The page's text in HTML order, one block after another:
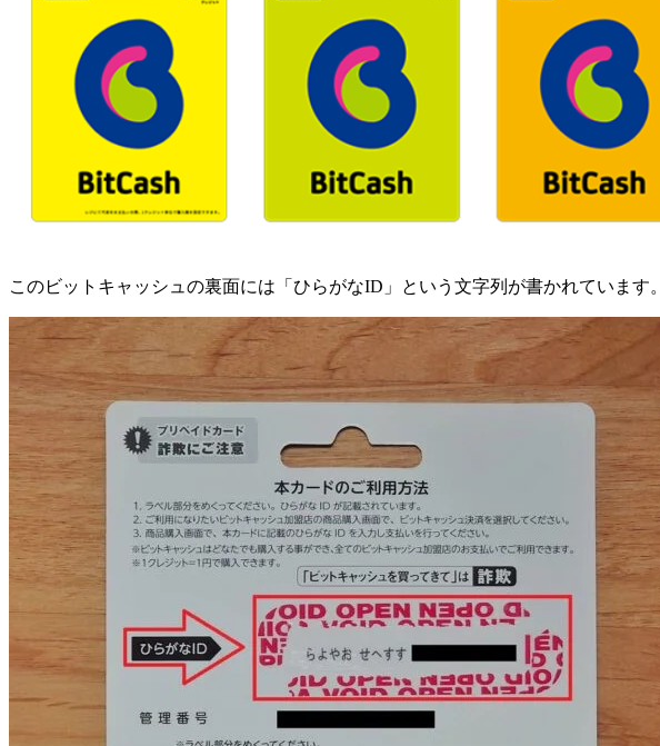
このビットキャッシュの裏面には「ひらがなID」という文字列が書かれています。